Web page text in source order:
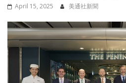
April 15, 2025 美通社新聞